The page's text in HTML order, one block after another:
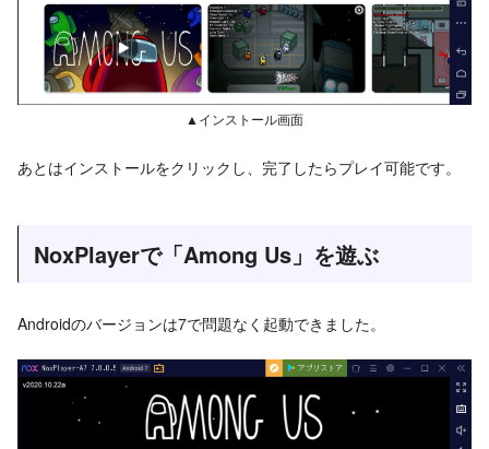
▲インストール画面
あとはインストールをクリックし、完了したらプレイ可能です。
NoxPlayerで「Among Us」を遊ぶ
Androidのバージョンは7で問題なく起動できました。